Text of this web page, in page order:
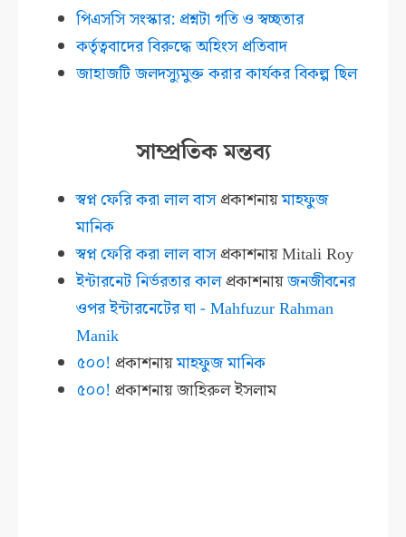
পিএসসি সংস্কার: প্রশ্নটা গতি ও স্বচ্ছতার
কর্তৃত্ববাদের বিরুদ্ধে অহিংস প্রতিবাদ
জাহাজটি জলদস্যুমুক্ত করার কার্যকর বিকল্প ছিল
সাম্প্রতিক মন্তব্য
স্বপ্ন ফেরি করা লাল বাসপ্রকাশনায়মাহফুজ
মানিক
স্বপ্ন ফেরি করা লাল বাসপ্রকাশনায়Mitali Roy
ইন্টারনেট নির্ভরতার কালপ্রকাশনায়জনজীবনের
ওপর ইন্টারনেটের ঘা - Mahfuzur Rahman
Manik
৫০০! প্রকাশনায়মাহফুজ মানিক
৫০০! প্রকাশনায়জাহিরুল ইসলাম